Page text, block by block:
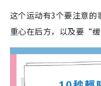
这个运动有3个要注意的
重心在后方，以及要“